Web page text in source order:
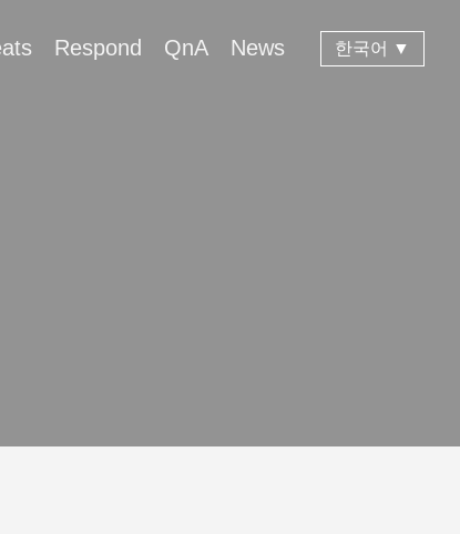
Respond QnA News 한국어 ▼